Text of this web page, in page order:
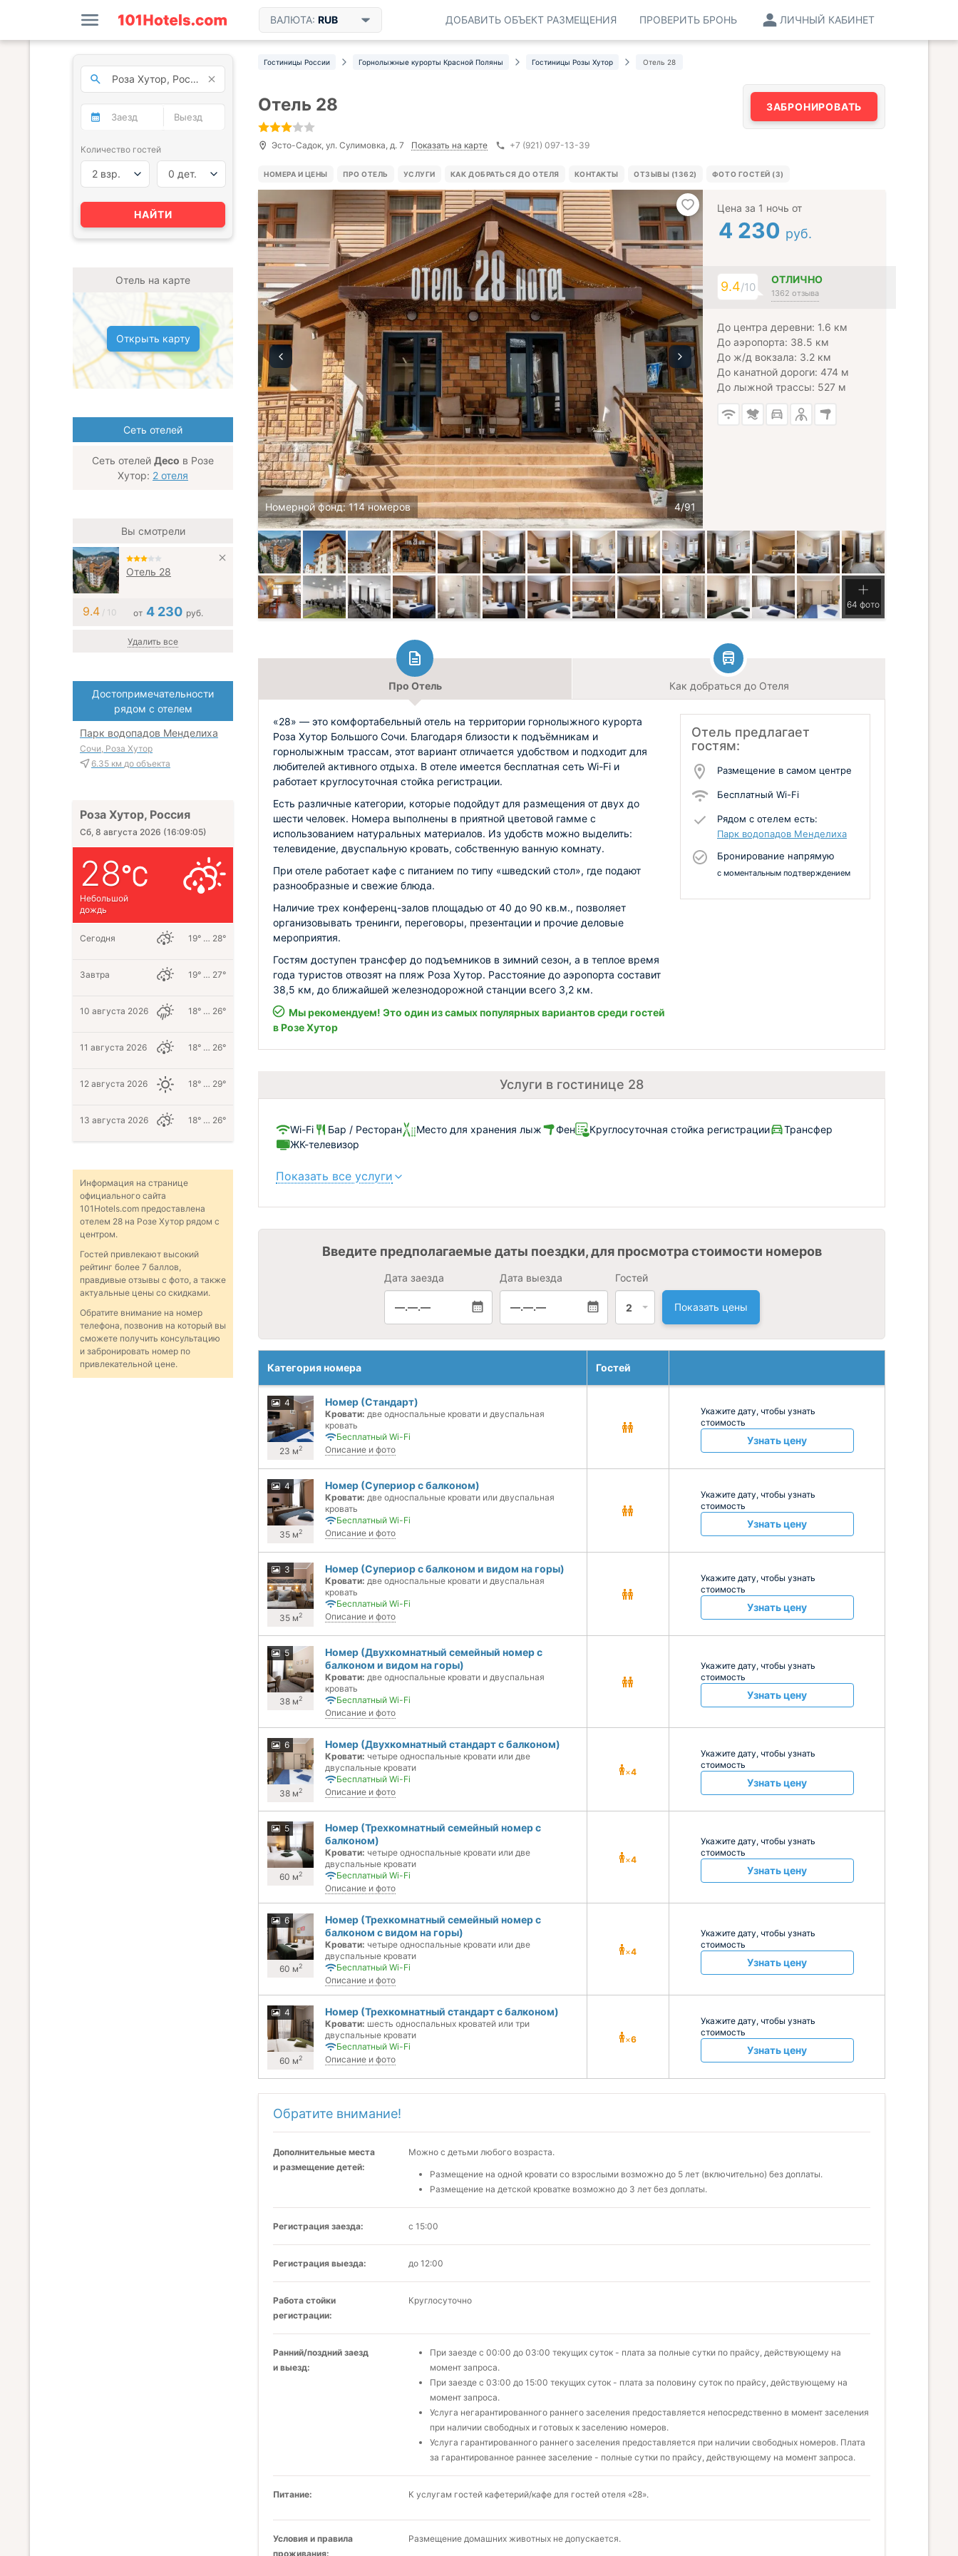
ВАЛЮТА: RUB ЛИЧНЫЙ КАБИНЕТ
ПРОВЕРИТЬ БРОНЬ
ДОБАВИТЬ ОБЪЕКТ РАЗМЕЩЕНИЯ
Гостиницы России Горнолыжные курорты Красной Поляны Гостиницы Розы Хутор Отель 28
Отель 28
Эсто-Садок, ул. Сулимовка, д. 7 Показать на карте +7 (921) 097-13-39
ЗАБРОНИРОВАТЬ
НОМЕРА И ЦЕНЫ ПРО ОТЕЛЬ УСЛУГИ КАК ДОБРАТЬСЯ ДО ОТЕЛЯ КОНТАКТЫ ОТЗЫВЫ (1362) ФОТО ГОСТЕЙ (3)
Номерной фонд: 114 номеров
Цена за 1 ночь от
4 230 руб.
9.4/10
ОТЛИЧНО
1362 отзыва
До центра деревни: 1.6 км
До аэропорта: 38.5 км
До ж/д вокзала: 3.2 км
До канатной дороги: 474 м
До лыжной трассы: 527 м
64 фото
Про Отель Как добраться до Отеля
Отель предлагает
гостям:
Размещение в самом центре
Бесплатный Wi-Fi
Рядом с отелем есть:
Парк водопадов Менделиха
Бронирование напрямую
с моментальным подтверждением
«28» — это комфортабельный отель на территории горнолыжного курорта
Роза Хутор Большого Сочи. Благодаря близости к подъёмникам и
горнолыжным трассам, этот вариант отличается удобством и подходит для
любителей активного отдыха. В отеле имеется бесплатная сеть Wi-Fi и
работает круглосуточная стойка регистрации.
Есть различные категории, которые подойдут для размещения от двух до
шести человек. Номера выполнены в приятной цветовой гамме с
использованием натуральных материалов. Из удобств можно выделить:
телевидение, двуспальную кровать, собственную ванную комнату.
При отеле работает кафе с питанием по типу «шведский стол», где подают
разнообразные и свежие блюда.
Наличие трех конференц-залов площадью от 40 до 90 кв.м., позволяет
организовывать тренинги, переговоры, презентации и прочие деловые
мероприятия.
Гостям доступен трансфер до подъемников в зимний сезон, а в теплое время
года туристов отвозят на пляж Роза Хутор. Расстояние до аэропорта составит
38,5 км, до ближайшей железнодорожной станции всего 3,2 км.
Мы рекомендуем! Это один из самых популярных вариантов среди гостей
в Розе Хутор
Услуги в гостинице 28
Wi-Fi Бар / Ресторан Место для хранения лыж Фен Круглосуточная стойка регистрации
Трансфер
ЖК-телевизор
Показать все услуги
Введите предполагаемые даты поездки, для просмотра стоимости номеров
Дата заезда
—.—.—
Дата выезда
—.—.—
Гостей
2 Показать цены
Категория номера Гостей
4
23 м2
Номер (Стандарт)
Кровати: две односпальные кровати и двуспальная
кровать
Бесплатный Wi-Fi
Описание и фото
Укажите дату, чтобы узнать
стоимость
Узнать цену
4
35 м2
Номер (Супериор с балконом)
Кровати: две односпальные кровати или двуспальная
кровать
Бесплатный Wi-Fi
Описание и фото
Укажите дату, чтобы узнать
стоимость
Узнать цену
3
35 м2
Номер (Супериор с балконом и видом на горы)
Кровати: две односпальные кровати и двуспальная
кровать
Бесплатный Wi-Fi
Описание и фото
Укажите дату, чтобы узнать
стоимость
Узнать цену
5
38 м2
Номер (Двухкомнатный семейный номер с
балконом и видом на горы)
Кровати: две односпальные кровати и двуспальная
кровать
Бесплатный Wi-Fi
Описание и фото
Укажите дату, чтобы узнать
стоимость
Узнать цену
6
38 м2
Номер (Двухкомнатный стандарт с балконом)
Кровати: четыре односпальные кровати или две
двуспальные кровати
Бесплатный Wi-Fi
Описание и фото
×4
Укажите дату, чтобы узнать
стоимость
Узнать цену
5
60 м2
Номер (Трехкомнатный семейный номер с
балконом)
Кровати: четыре односпальные кровати или две
двуспальные кровати
Бесплатный Wi-Fi
Описание и фото
×4
Укажите дату, чтобы узнать
стоимость
Узнать цену
6
60 м2
Номер (Трехкомнатный семейный номер с
балконом с видом на горы)
Кровати: четыре односпальные кровати или две
двуспальные кровати
Бесплатный Wi-Fi
Описание и фото
×4
Укажите дату, чтобы узнать
стоимость
Узнать цену
4
60 м2
Номер (Трехкомнатный стандарт с балконом)
Кровати: шесть односпальных кроватей или три
двуспальные кровати
Бесплатный Wi-Fi
Описание и фото
×6
Укажите дату, чтобы узнать
стоимость
Узнать цену
Обратите внимание!
Дополнительные места
и размещение детей:
Можно с детьми любого возраста.
Размещение на одной кровати со взрослыми возможно до 5 лет (включительно) без доплаты.
Размещение на детской кроватке возможно до 3 лет без доплаты.
Регистрация заезда: с 15:00
Регистрация выезда: до 12:00
Работа стойки
регистрации:
Круглосуточно
Ранний/поздний заезд
и выезд:
При заезде с 00:00 до 03:00 текущих суток - плата за полные сутки по прайсу, действующему на
момент запроса.
При заезде с 03:00 до 15:00 текущих суток - плата за половину суток по прайсу, действующему на
момент запроса.
Услуга негарантированного раннего заселения предоставляется непосредственно в момент заселения
при наличии свободных и готовых к заселению номеров.
Услуга гарантированного раннего заселения предоставляется при наличии свободных номеров. Плата
за гарантированное раннее заселение - полные сутки по прайсу, действующему на момент запроса.
Питание: К услугам гостей кафетерий/кафе для гостей отеля «28».
Условия и правила
проживания:
Размещение домашних животных не допускается.
Количество гостей
2 взр. 0 дет.
НАЙТИ
Отель на карте
Открыть карту
Сеть отелей
Сеть отелей Десо в Розе
Хутор: 2 отеля
Вы смотрели
Отель 28
9.4/ 10 от 4 230 руб.
Удалить все
Достопримечательности
рядом с отелем
Парк водопадов Менделиха
Сочи, Роза Хутор
6.35 км до объекта
Роза Хутор, Россия
Сб, 8 августа 2026 (16:09:06)
28
Небольшой
дождь
Сегодня 19° … 28°
Завтра 19° … 27°
10 августа 2026 18° … 26°
11 августа 2026 18° … 26°
12 августа 2026 18° … 29°
13 августа 2026 18° … 26°
Информация на странице
официального сайта
101Hotels.com предоставлена
отелем 28 на Розе Хутор рядом с
центром.
Гостей привлекают высокий
рейтинг более 7 баллов,
правдивые отзывы с фото, а также
актуальные цены со скидками.
Обратите внимание на номер
телефона, позвонив на который вы
сможете получить консультацию
и забронировать номер по
привлекательной цене.